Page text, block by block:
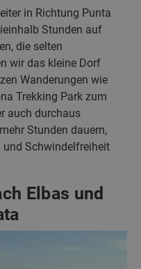
in Richtung Punta
Stunden auf
die selten
wir das kleine Dorf
Wanderungen wie
Trekking Park zum
auch durchaus
Stunden dauern,
und Schwindelfreiheit
Elbas und